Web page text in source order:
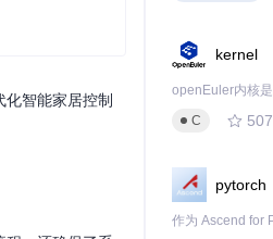
智能家居控制
kernel
C
507
pytorch